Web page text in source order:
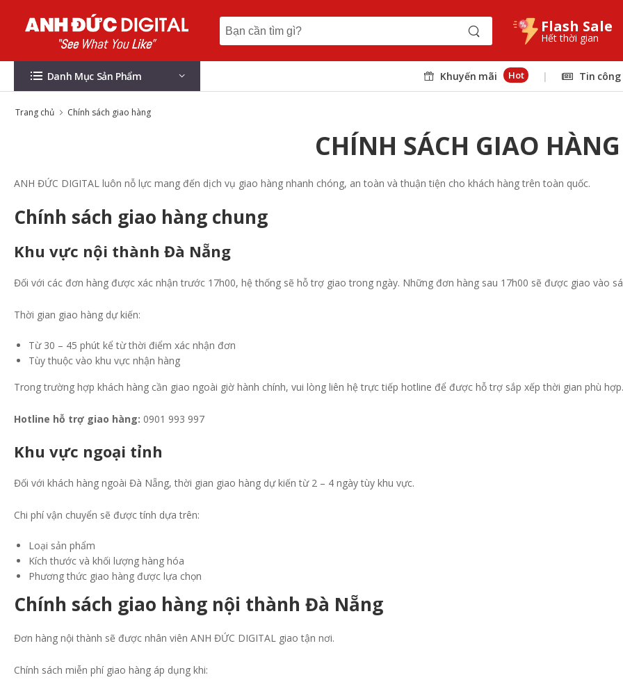
Flash Sale
Hết thời gian
Danh Mục Sản Phẩm Khuyến mãi Hot | Tin
Trang chủ Chính sách giao hàng
CHÍNH SÁCH GIAO HÀNG
ANH ĐỨC DIGITAL luôn nỗ lực mang đến dịch vụ giao hàng nhanh chóng, an toàn và thuận tiện cho khách hàng trên toàn quốc.
Chính sách giao hàng chung
Khu vực nội thành Đà Nẵng
Đối với các đơn hàng được xác nhận trước 17h00, hệ thống sẽ hỗ trợ giao trong ngày. Những đơn hàng sau 17h00 sẽ được giao vào
Thời gian giao hàng dự kiến:
Từ 30 – 45 phút kể từ thời điểm xác nhận đơn
Tùy thuộc vào khu vực nhận hàng
Trong trường hợp khách hàng cần giao ngoài giờ hành chính, vui lòng liên hệ trực tiếp hotline để được hỗ trợ sắp xếp thời gian phù hợp.
Hotline hỗ trợ giao hàng: 0901 993 997
Khu vực ngoại tỉnh
Đối với khách hàng ngoài Đà Nẵng, thời gian giao hàng dự kiến từ 2 – 4 ngày tùy khu vực.
Chi phí vận chuyển sẽ được tính dựa trên:
Loại sản phẩm
Kích thước và khối lượng hàng hóa
Phương thức giao hàng được lựa chọn
Chính sách giao hàng nội thành Đà Nẵng
Đơn hàng nội thành sẽ được nhân viên ANH ĐỨC DIGITAL giao tận nơi.
Chính sách miễn phí giao hàng áp dụng khi: